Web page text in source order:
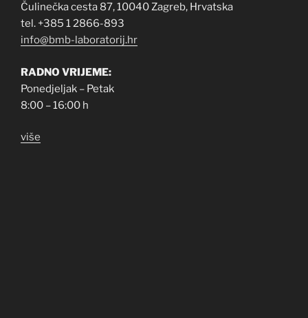
Čulinečka cesta 87, 10040 Zagreb, Hrvatska
tel. +385 1 2866-893
info@bmb-laboratorij.hr
RADNO VRIJEME:
Ponedjeljak – Petak
8:00 – 16:00 h
više